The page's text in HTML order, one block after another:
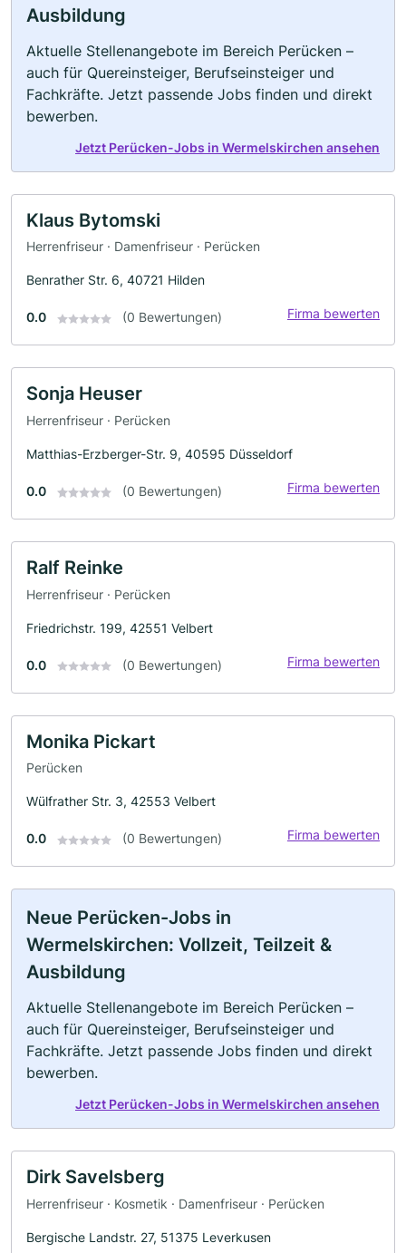
Ausbildung
Aktuelle Stellenangebote im Bereich Perücken –
auch für Quereinsteiger, Berufseinsteiger und
Fachkräfte. Jetzt passende Jobs finden und direkt
bewerben.
Jetzt Perücken-Jobs in Wermelskirchen ansehen
Klaus Bytomski
Herrenfriseur · Damenfriseur · Perücken
Benrather Str. 6, 40721 Hilden
0.0 (0 Bewertungen) Firma bewerten
Sonja Heuser
Herrenfriseur · Perücken
Matthias-Erzberger-Str. 9, 40595 Düsseldorf
0.0 (0 Bewertungen) Firma bewerten
Ralf Reinke
Herrenfriseur · Perücken
Friedrichstr. 199, 42551 Velbert
0.0 (0 Bewertungen) Firma bewerten
Monika Pickart
Perücken
Wülfrather Str. 3, 42553 Velbert
0.0 (0 Bewertungen) Firma bewerten
Neue Perücken-Jobs in
Wermelskirchen: Vollzeit, Teilzeit &
Ausbildung
Aktuelle Stellenangebote im Bereich Perücken –
auch für Quereinsteiger, Berufseinsteiger und
Fachkräfte. Jetzt passende Jobs finden und direkt
bewerben.
Jetzt Perücken-Jobs in Wermelskirchen ansehen
Dirk Savelsberg
Herrenfriseur · Kosmetik · Damenfriseur · Perücken
Bergische Landstr. 27, 51375 Leverkusen